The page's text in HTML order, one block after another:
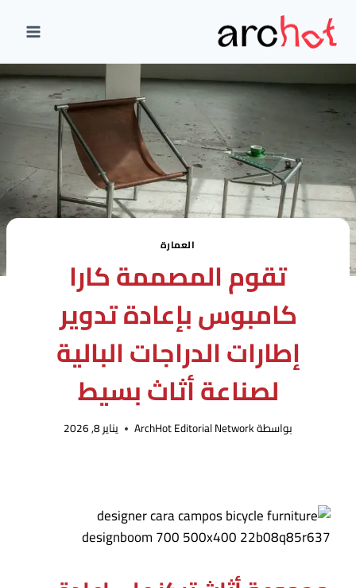
المحتوى
العمارة
تقوم المصممة كارا
كامبوس بإعادة تدوير
إطارات الدراجات البالية
لصناعة أثاث بسيط
بواسطةArchHot Editorial Network يناير 8, 2026